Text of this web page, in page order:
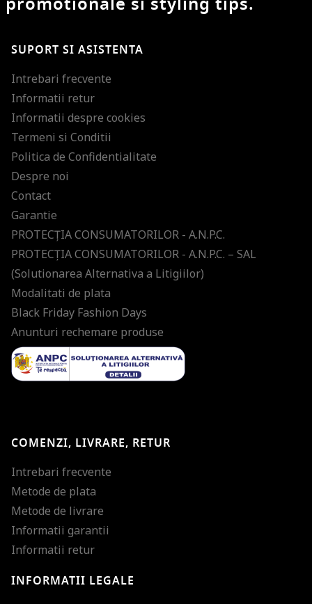
SUPORT SI ASISTENTA
Intrebari frecvente
Informatii retur
Informatii despre cookies
Termeni si Conditii
Politica de Confidentialitate
Despre noi
Contact
Garantie
PROTECŢIA CONSUMATORILOR - A.N.P.C.
PROTECŢIA CONSUMATORILOR - A.N.P.C. – SAL
(Solutionarea Alternativa a Litigiilor)
Modalitati de plata
Black Friday Fashion Days
Anunturi rechemare produse
COMENZI, LIVRARE, RETUR
Intrebari frecvente
Metode de plata
Metode de livrare
Informatii garantii
Informatii retur
INFORMATII LEGALE